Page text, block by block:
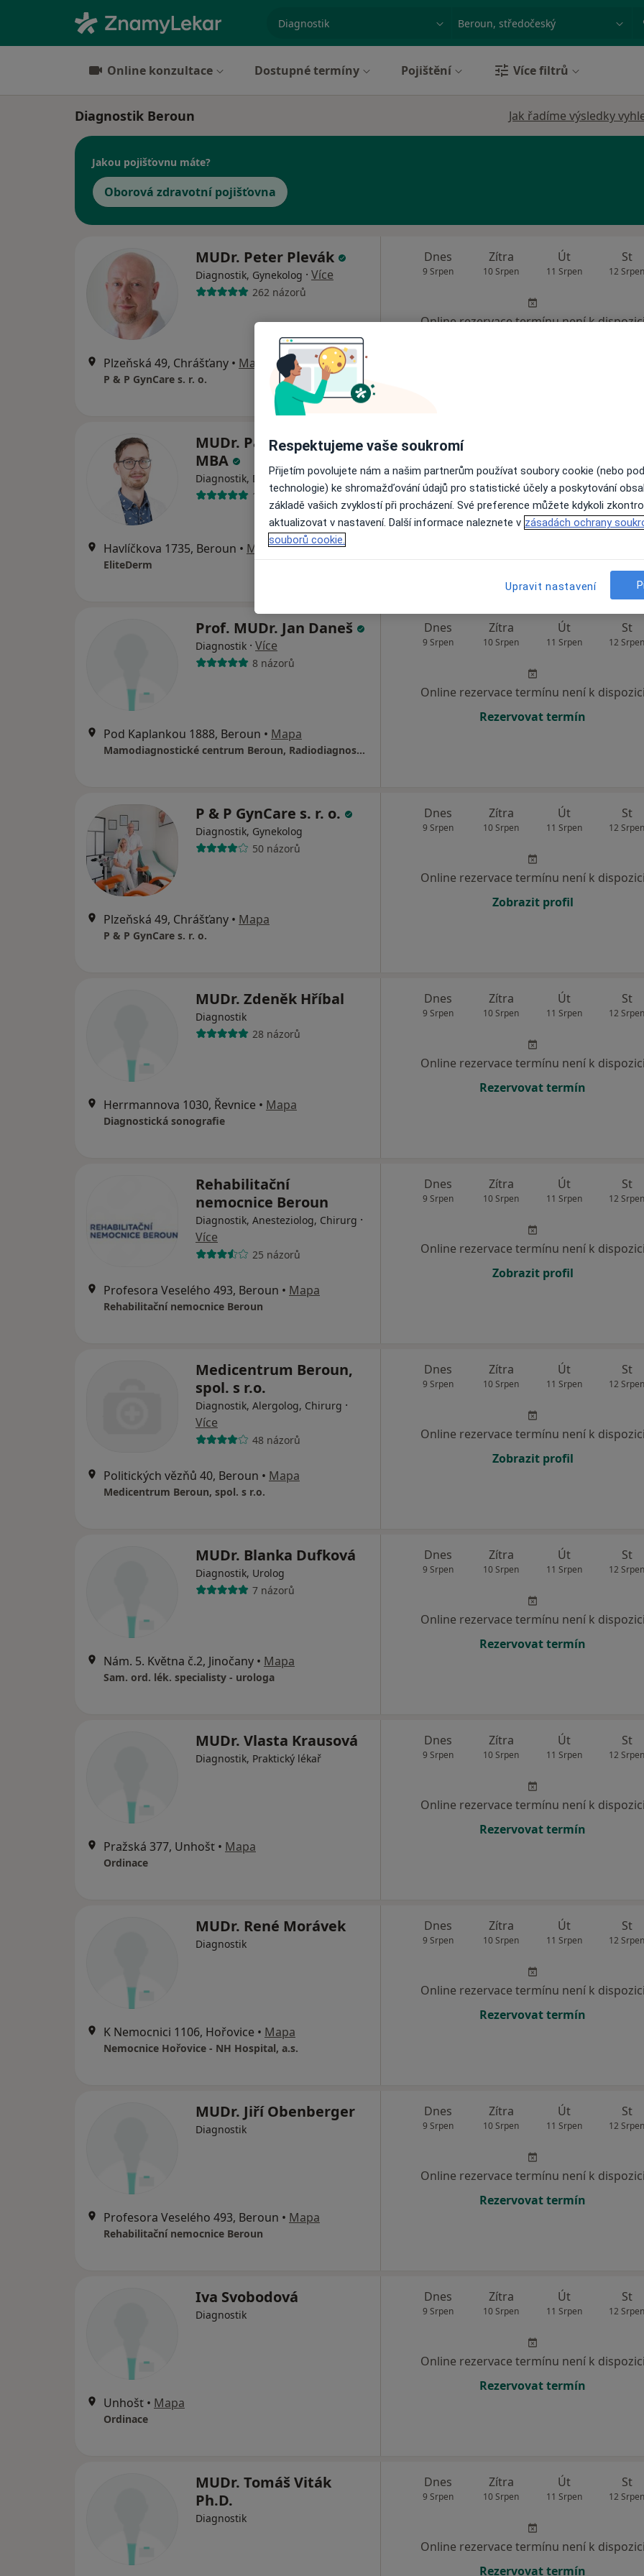
Město nebo region
Online konzultace Dostupné termíny Pojištění Více filtrů
Diagnostik Beroun Jak řadíme výsledky
Jakou pojišťovnu máte?
Oborová zdravotní pojišťovna
MUDr. Peter Plevák
Diagnostik, Gynekolog · Více
262 názorů
Plzeňská 49, Chrášťany • Mapa
P & P GynCare s. r. o.
Dnes
9 Srpen
Zítra
10 Srpen
Út
11 Srpen
St
12 Srpen
Online rezervace termínu není k
MUDr. Patrik Havlán,
MBA
Diagnostik, Dermatolog·Více
10 názorů
Havlíčkova 1735, Beroun • Mapa
EliteDerm
Dnes
Online rezervace termínu není k
Rezervovat termín
Prof. MUDr. Jan Daneš
Diagnostik · Více
8 názorů
Pod Kaplankou 1888, Beroun • Mapa
Mamodiagnostické centrum Beroun, Radiodiagnostika, s.r.o.- vyšetření prsu, mamografie, screening
Dnes
9 Srpen
Zítra
10 Srpen
Út
11 Srpen
St
12 Srpen
Online rezervace termínu není k dispozici
Rezervovat termín
P & P GynCare s. r. o.
Diagnostik, Gynekolog
50 názorů
Plzeňská 49, Chrášťany • Mapa
P & P GynCare s. r. o.
Dnes
9 Srpen
Zítra
10 Srpen
Út
11 Srpen
St
12 Srpen
Online rezervace termínu není k dispozici
Zobrazit profil
MUDr. Zdeněk Hříbal
Diagnostik
28 názorů
Herrmannova 1030, Řevnice • Mapa
Diagnostická sonografie
Dnes
9 Srpen
Zítra
10 Srpen
Út
11 Srpen
St
12 Srpen
Online rezervace termínu není k dispozici
Rezervovat termín
Rehabilitační
nemocnice Beroun
Diagnostik, Anesteziolog, Chirurg ·
Více
25 názorů
Profesora Veselého 493, Beroun • Mapa
Rehabilitační nemocnice Beroun
Dnes
9 Srpen
Zítra
10 Srpen
Út
11 Srpen
St
12 Srpen
Online rezervace termínu není k dispozici
Zobrazit profil
Medicentrum Beroun,
spol. s r.o.
Diagnostik, Alergolog, Chirurg ·
Více
48 názorů
Politických vězňů 40, Beroun • Mapa
Medicentrum Beroun, spol. s r.o.
Dnes
9 Srpen
Zítra
10 Srpen
Út
11 Srpen
St
12 Srpen
Online rezervace termínu není k dispozici
Zobrazit profil
MUDr. Blanka Dufková
Diagnostik, Urolog
7 názorů
Nám. 5. Května č.2, Jinočany • Mapa
Sam. ord. lék. specialisty - urologa
Dnes
9 Srpen
Zítra
10 Srpen
Út
11 Srpen
St
12 Srpen
Online rezervace termínu není k dispozici
Rezervovat termín
MUDr. Vlasta Krausová
Diagnostik, Praktický lékař
Pražská 377, Unhošť • Mapa
Ordinace
Dnes
9 Srpen
Zítra
10 Srpen
Út
11 Srpen
St
12 Srpen
Online rezervace termínu není k dispozici
Rezervovat termín
MUDr. René Morávek
Diagnostik
K Nemocnici 1106, Hořovice • Mapa
Nemocnice Hořovice - NH Hospital, a.s.
Dnes
9 Srpen
Zítra
10 Srpen
Út
11 Srpen
St
12 Srpen
Online rezervace termínu není k dispozici
Rezervovat termín
MUDr. Jiří Obenberger
Diagnostik
Profesora Veselého 493, Beroun • Mapa
Rehabilitační nemocnice Beroun
Dnes
9 Srpen
Zítra
10 Srpen
Út
11 Srpen
St
12 Srpen
Online rezervace termínu není k dispozici
Rezervovat termín
Iva Svobodová
Diagnostik
Unhošť • Mapa
Ordinace
Dnes
9 Srpen
Zítra
10 Srpen
Út
11 Srpen
St
12 Srpen
Online rezervace termínu není k dispozici
Rezervovat termín
MUDr. Tomáš Viták
Ph.D.
Diagnostik
Dnes
9 Srpen
Zítra
10 Srpen
Út
11 Srpen
St
12 Srpen
Online rezervace termínu není k dispozici
Rezervovat termín
Respektujeme vaše soukromí
Přijetím povolujete nám a našim partnerům používat soubory cookie (nebo
technologie) ke shromažďování údajů pro statistické účely a poskytování
základě vašich zvyklostí při procházení. Své preference můžete kdykoli
aktualizovat v nastavení. Další informace naleznete v zásadách ochrany
souborů cookie.
Upravit nastavení